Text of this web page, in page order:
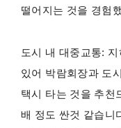
떨어지는 것을 경험
도시 내 대중교통:
있어 박람회장과 도
택시 타는 것을 추천
배 정도 싼것 같습니